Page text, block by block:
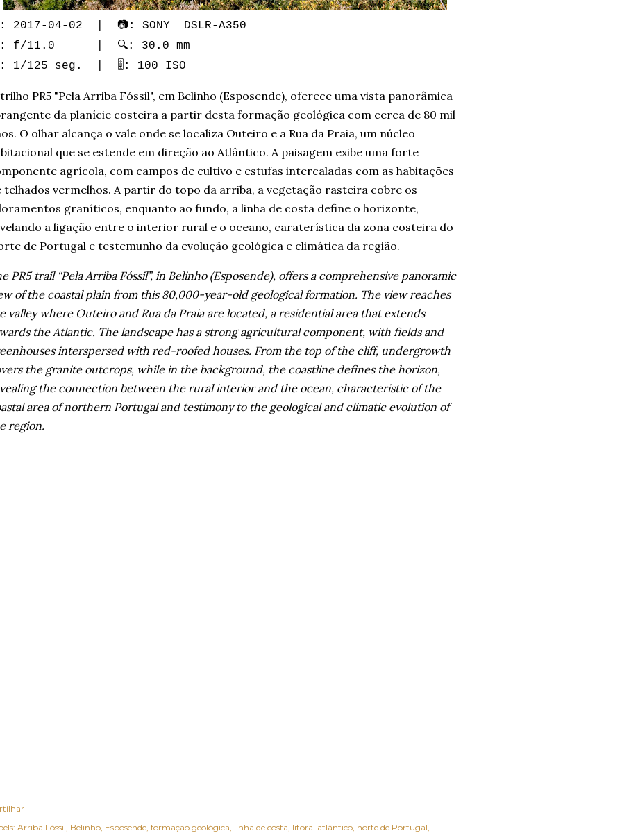
2017-04-02 | 📷: SONY DSLR-A350
f/11.0 | 🔍: 30.0 mm
1/125 seg. | 🎚️: 100 ISO
PR5 "Pela Arriba Fóssil", em Belinho (Esposende), oferece uma vista panorâmica
da planície costeira a partir desta formação geológica com cerca de 80 mil
O olhar alcança o vale onde se localiza Outeiro e a Rua da Praia, um núcleo
que se estende em direção ao Atlântico. A paisagem exibe uma forte
agrícola, com campos de cultivo e estufas intercaladas com as habitações
telhados vermelhos. A partir do topo da arriba, a vegetação rasteira cobre os
graníticos, enquanto ao fundo, a linha de costa define o horizonte,
a ligação entre o interior rural e o oceano, caraterística da zona costeira do
de Portugal e testemunho da evolução geológica e climática da região.
PR5 trail “Pela Arriba Fóssil”, in Belinho (Esposende), offers a comprehensive panoramic
of the coastal plain from this 80,000-year-old geological formation. The view reaches
valley where Outeiro and Rua da Praia are located, a residential area that extends
the Atlantic. The landscape has a strong agricultural component, with fields and
interspersed with red-roofed houses. From the top of the cliff, undergrowth
the granite outcrops, while in the background, the coastline defines the horizon,
the connection between the rural interior and the ocean, characteristic of the
area of northern Portugal and testimony to the geological and climatic evolution of
region.
Arriba Fóssil Belinho Esposende formação geológica linha de costa litoral atlântico norte de Portugal